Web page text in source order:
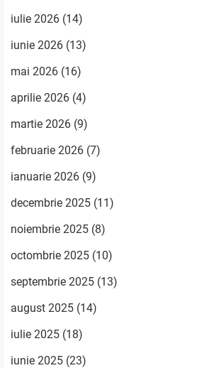
iulie 2026 (14)
iunie 2026 (13)
mai 2026 (16)
aprilie 2026 (4)
martie 2026 (9)
februarie 2026 (7)
ianuarie 2026 (9)
decembrie 2025 (11)
noiembrie 2025 (8)
octombrie 2025 (10)
septembrie 2025 (13)
august 2025 (14)
iulie 2025 (18)
iunie 2025 (23)